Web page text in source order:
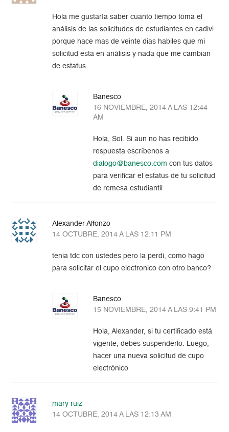
Hola me gustaría saber cuanto tiempo toma el
análisis de las solicitudes de estudiantes en cadivi
porque hace mas de veinte dias habiles que mi
solicitud esta en análisis y nada que me cambian
de estatus
Banesco
16 NOVIEMBRE, 2014 A LAS 12:44
AM
Hola, Sol. Si aun no has recibido
respuesta escríbenos a
dialogo@banesco.com con tus datos
para verificar el estatus de tu solicitud
de remesa estudiantil
Alexander Alfonzo
14 OCTUBRE, 2014 A LAS 12:11 PM
tenia tdc con ustedes pero la perdi, como hago
para solicitar el cupo electronico con otro banco?
Banesco
15 NOVIEMBRE, 2014 A LAS 9:41 PM
Hola, Alexander, si tu certificado está
vigente, debes suspenderlo. Luego,
hacer una nueva solicitud de cupo
electrónico
mary ruiz
14 OCTUBRE, 2014 A LAS 12:13 AM